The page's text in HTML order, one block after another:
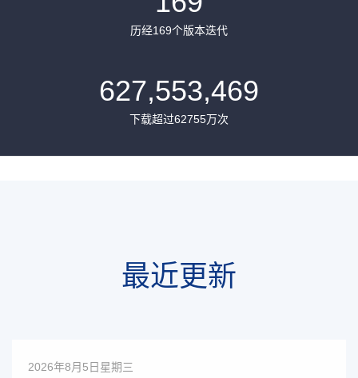
历经169个版本迭代
627,553,469
下载超过62755万次
最近更新
2026年8月5日星期三